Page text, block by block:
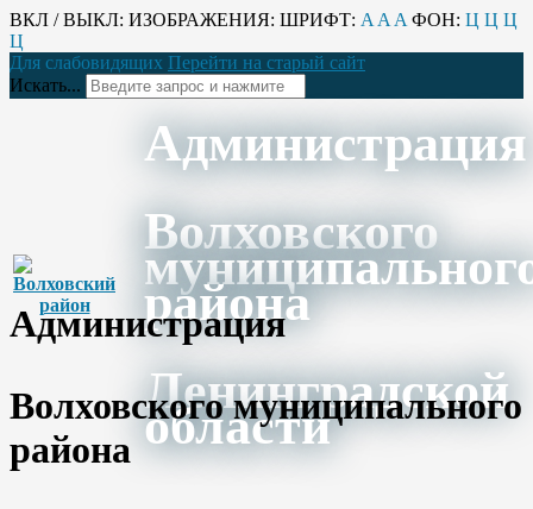
ВКЛ / ВЫКЛ: ИЗОБРАЖЕНИЯ: ШРИФТ: A A A ФОН: Ц Ц Ц
Ц
Для слабовидящих Перейти на старый сайт
Искать...
Администрация
Волховского
района
Ленинградской
области
Администрация
Волховского муниципального
района